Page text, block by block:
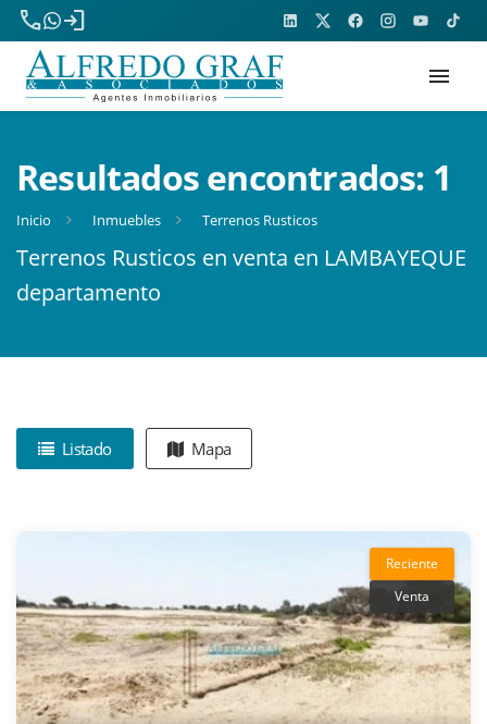
phone
login
menu
Resultados encontrados: 1
Inicio Inmuebles Terrenos Rusticos
Terrenos Rusticos en venta en LAMBAYEQUE
departamento
Listado Mapa
Reciente
Venta